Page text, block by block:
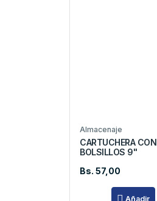
Almacenaje
CARTUCHERA CON
BOLSILLOS 9"
Bs. 57,00
Añadir